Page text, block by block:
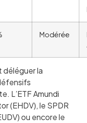
Modérée
déléguer la
L’ETF Amundi
(EHDV), le SPDR
ou encore le